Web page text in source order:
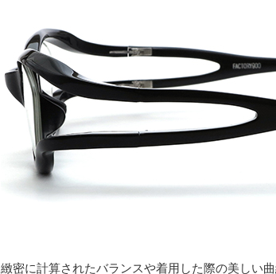
緻密に計算されたバランスや着用した際の美しい